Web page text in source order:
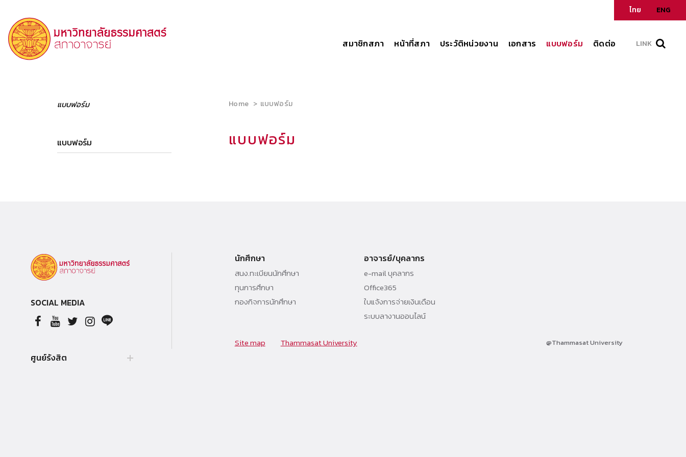
ไทย ENG
สมาชิกสภา หน้าที่สภา ประวัติหน่วยงาน เอกสาร แบบฟอร์ม ติดต่อ LINK
แบบฟอร์ม
แบบฟอร์ม
Home แบบฟอร์ม
แบบฟอร์ม
SOCIAL MEDIA
ศูนย์รังสิต
นักศึกษา
สนง.ทะเบียนนักศึกษา
ทุนการศึกษา
กองกิจการนักศึกษา
อาจารย์/บุคลากร
e-mail บุคลากร
Office365
ใบแจ้งการจ่ายเงินเดือน
ระบบลางานออนไลน์
Site map Thammasat University @Thammasat University